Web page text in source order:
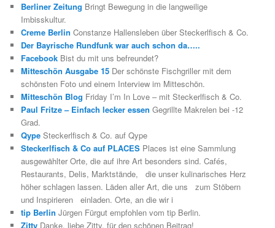
Berliner Zeitung Bringt Bewegung in die langweilige
Imbisskultur.
Creme Berlin Constanze Hallensleben über Steckerlfisch & Co.
Der Bayrische Rundfunk war auch schon da…..
Facebook Bist du mit uns befreundet?
Mitteschön Ausgabe 15 Der schönste Fischgriller mit dem
schönsten Foto und einem Interview im Mitteschön.
Mitteschön Blog Friday I’m In Love – mit Steckerlfisch & Co.
Paul Fritze – Einfach lecker essen Gegrillte Makrelen bei -12
Grad.
Qype Steckerlfisch & Co. auf Qype
Steckerlfisch & Co auf PLACES Places ist eine Sammlung
ausgewählter Orte, die auf ihre Art besonders sind. Cafés,
Restaurants, Delis, Marktstände, die unser kulinarisches Herz
höher schlagen lassen. Läden aller Art, die uns zum Stöbern
und Inspirieren einladen. Orte, an die wir i
tip Berlin Jürgen Fürgut empfohlen vom tip Berlin.
Zitty Danke, liebe Zitty, für den schönen Beitrag!